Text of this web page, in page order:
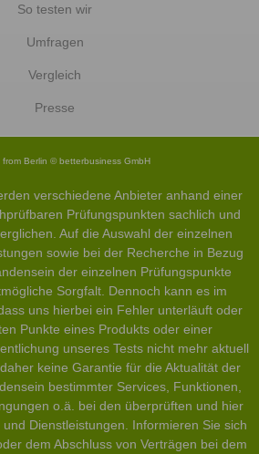
So testen wir
Umfragen
Vergleich
Presse
from Berlin © betterbusiness GmbH
verschiedene Anbieter anhand einer
Prüfungspunkten sachlich und
Auf die Auswahl der einzelnen
sowie bei der Recherche in Bezug
der einzelnen Prüfungspunkte
Sorgfalt. Dennoch kann es im
uns hierbei ein Fehler unterläuft oder
Punkte eines Produkts oder einer
unseres Tests nicht mehr aktuell
keine Garantie für die Aktualität der
bestimmter Services, Funktionen,
o.ä. bei den überprüften und hier
Dienstleistungen. Informieren Sie sich
dem Abschluss von Verträgen bei dem